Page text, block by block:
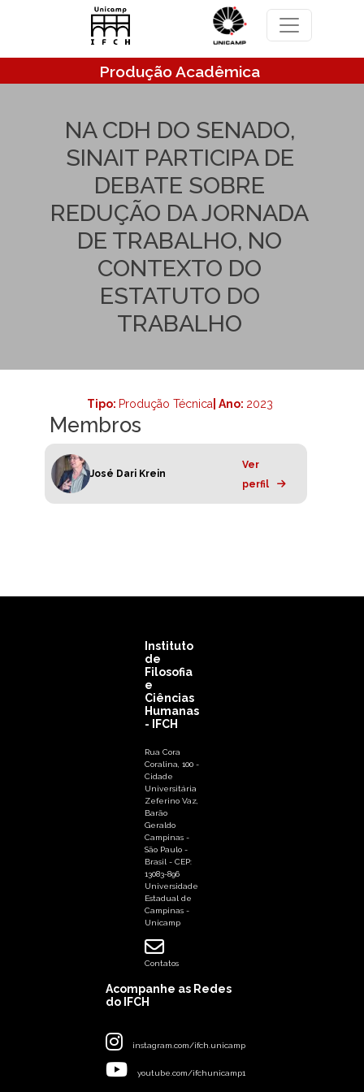
Pular para o conteúdo principal
Produção Acadêmica
NA CDH DO SENADO,
SINAIT PARTICIPA DE
DEBATE SOBRE
REDUÇÃO DA JORNADA
DE TRABALHO, NO
CONTEXTO DO
ESTATUTO DO
TRABALHO
Tipo: Produção Técnica | Ano: 2023
Membros
José Dari Krein
Ver
perfil
Instituto
de
Filosofia
e
Ciências
Humanas
- IFCH
Rua Cora
Coralina, 100 -
Cidade
Universitária
Zeferino Vaz,
Barão
Geraldo
Campinas -
São Paulo -
Brasil - CEP:
13083-896
Universidade
Estadual de
Campinas -
Unicamp
Contatos
Acompanhe as Redes
do IFCH
instagram.com/ifch.unicamp
youtube.com/ifchunicamp1